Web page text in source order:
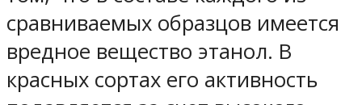
сравниваемых образцов имеется
вредное вещество этанол. В
красных сортах его активность